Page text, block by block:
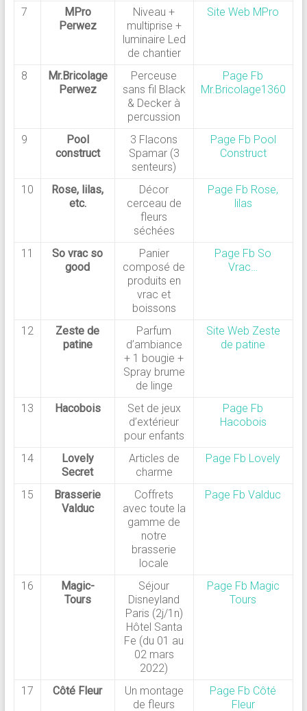
7
MPro
Perwez
Niveau +
multiprise +
luminaire Led
de chantier
Site Web MPro
8
Mr.Bricolage
Perwez
Perceuse
sans fil Black
& Decker à
percussion
Page Fb
Mr.Bricolage1360
9
Pool
construct
3 Flacons
Spamar (3
senteurs)
Page Fb Pool
Construct
10
Rose, lilas,
etc.
Décor
cerceau de
fleurs
séchées
Page Fb Rose,
lilas
11
So vrac so
good
Panier
composé de
produits en
vrac et
boissons
Page Fb So
Vrac…
12
Zeste de
patine
Parfum
d’ambiance
+ 1 bougie +
Spray brume
de linge
Site Web Zeste
de patine
13 Hacobois
Set de jeux
d’extérieur
pour enfants
Page Fb
Hacobois
14
Lovely
Secret
Articles de
charme
Page Fb Lovely
15
Brasserie
Valduc
Coffrets
avec toute la
gamme de
notre
brasserie
locale
Page Fb Valduc
16
Magic-
Tours
Séjour
Disneyland
Paris (2j/1n)
Hôtel Santa
Fe (du 01 au
02 mars
2022)
Page Fb Magic
Tours
17 Côté Fleur
Un montage
de fleurs
Page Fb Côté
Fleur